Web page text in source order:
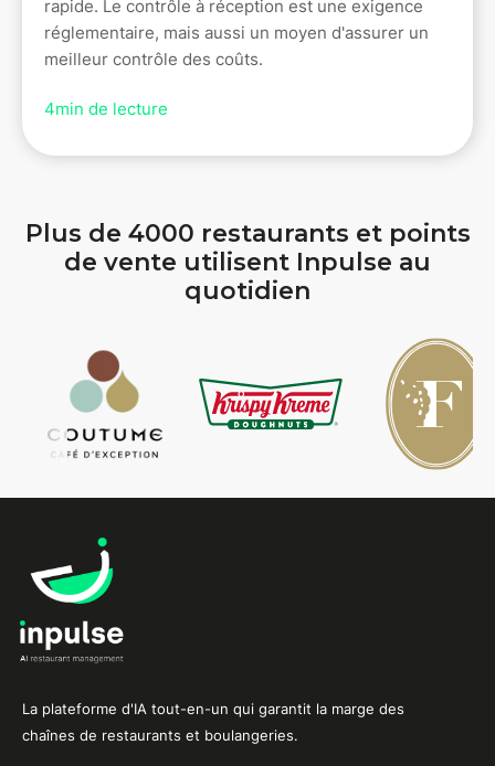
rapide. Le contrôle à réception est une exigence
réglementaire, mais aussi un moyen d'assurer un
meilleur contrôle des coûts.
4min de lecture
Plus de 4000 restaurants et points
de vente utilisent Inpulse au
quotidien
La plateforme d'IA tout-en-un qui garantit la marge des
chaînes de restaurants et boulangeries.